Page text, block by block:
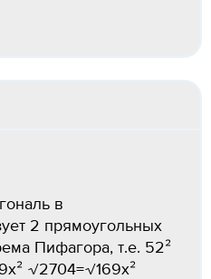
в
2 прямоугольных
Пифагора, т.е. 52²
√2704=√169х²